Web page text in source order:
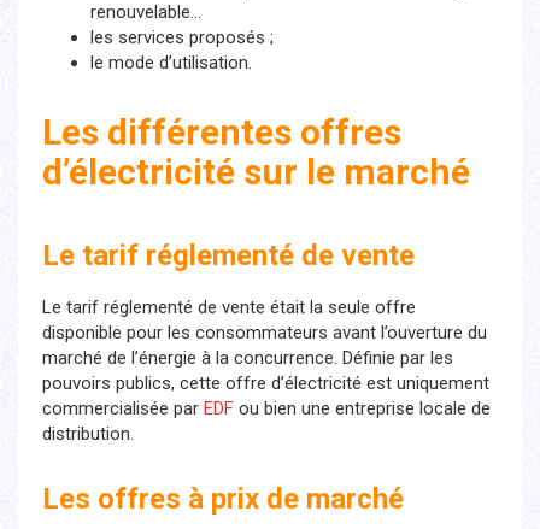
renouvelable…
les services proposés ;
le mode d’utilisation.
Les différentes offres
d’électricité sur le marché
Le tarif réglementé de vente
Le tarif réglementé de vente était la seule offre
disponible pour les consommateurs avant l’ouverture du
marché de l’énergie à la concurrence. Définie par les
pouvoirs publics, cette offre d’électricité est uniquement
commercialisée par EDF ou bien une entreprise locale de
distribution.
Les offres à prix de marché